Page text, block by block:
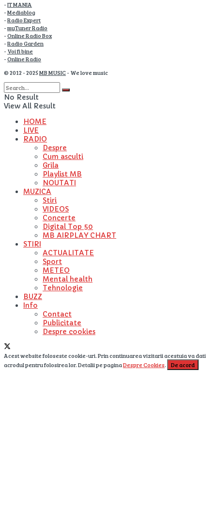
-IT MANIA
-Mediablog
-Radio Expert
-myTuner Radio
-Online Radio Box
-Radio Garden
- Voi fi bine
-Online Radio
© 2012 - 2025MB MUSIC- We love music
No Result
View All Result
HOME
LIVE
RADIO
Despre
Cum asculti
Grila
Playlist MB
NOUTATI
MUZICA
Stiri
VIDEOS
Concerte
Digital Top 50
MB AIRPLAY CHART
STIRI
ACTUALITATE
Sport
METEO
Mental health
Tehnologie
BUZZ
Info
Contact
Publicitate
Despre cookies
Acest website foloseste cookie-uri. Prin continuarea vizitarii acestuia va dati
acrodul pentru folosirea lor. Detalii pe paginaDespre Cookies. De acord